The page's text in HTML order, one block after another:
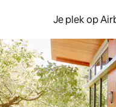
Je plek op